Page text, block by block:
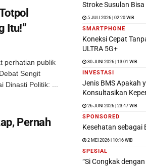
Itu!”
perhatian publik
Sengit
Politik: ...
Pernah
Stroke Susulan
5 JULI 2026 | 02:20 WIB
SMARTPHONE
Koneksi Cepat
ULTRA 5G+
30 JUNI 2026 | 13:01 WIB
INVESTASI
Jenis BMS Apakah
Konsultasikan
26 JUNI 2026 | 23:47 WIB
SPONSORED
Kesehatan sebagai
2 MEI 2026 | 10:16 WIB
SPESIAL
“Si Congkak